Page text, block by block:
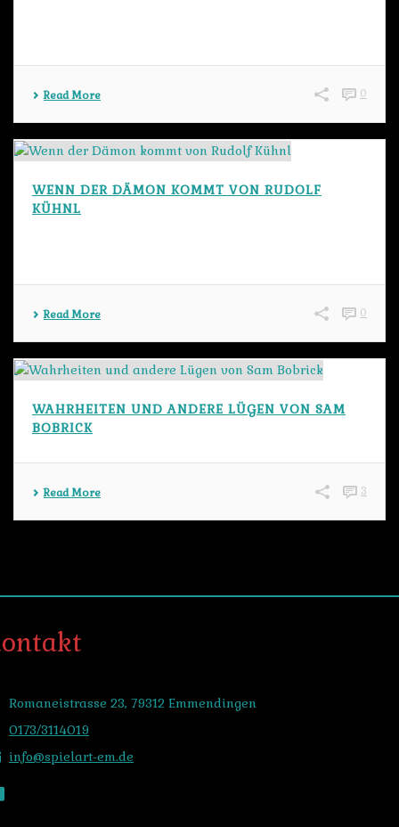
Read More 0
WENN DER DÄMON KOMMT VON RUDOLF
KÜHNL
Read More 0
WAHRHEITEN UND ANDERE LÜGEN VON SAM
BOBRICK
Read More 3
Romaneistrasse 23, 79312 Emmendingen
0173/3114019
info@spielart-em.de